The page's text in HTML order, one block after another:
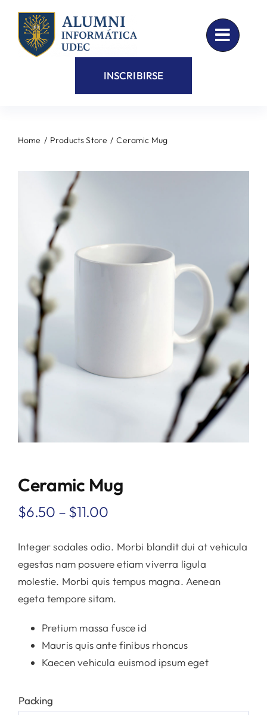
content
INSCRIBIRSE
Home Products Store Ceramic Mug
Ceramic Mug
$6.50 – $11.00
Integer sodales odio. Morbi blandit dui at vehicula
egestas nam posuere etiam viverra ligula
molestie. Morbi quis tempus magna. Aenean
egeta tempore sitam.
Pretium massa fusce id
Mauris quis ante finibus rhoncus
Kaecen vehicula euismod ipsum eget
Packing